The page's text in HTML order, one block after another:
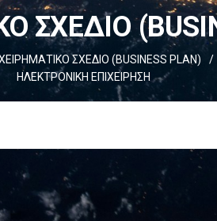
ΣΧΕΔΙΟ
ΣΧΕΔΙΟ (BUSINESS PLAN) /
ΗΛΕΚΤΡΟΝΙΚΗ ΕΠΙΧΕΙΡΗΣΗ